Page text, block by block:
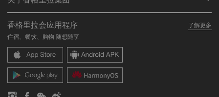
餐厅与酒吧
加入香格里拉会
常见问题
联络我们
我们的酒店品牌
香格里拉中心
香格里拉公寓
联系方式
职业发展
企业社会责任
新闻稿
香格里拉会应用程序
了解更多
住宿、餐饮、购物 随想随享